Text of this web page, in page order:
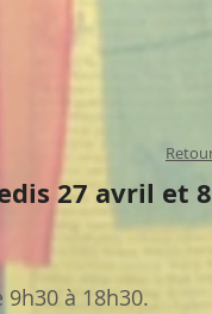
27 avril et
à 18h30.